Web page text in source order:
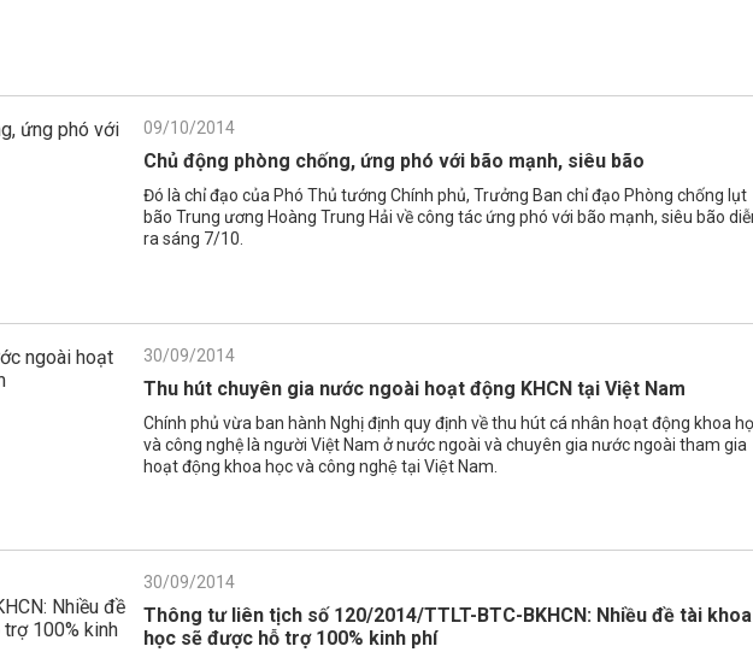
09/10/2014
Chủ động phòng chống, ứng phó với bão mạnh, siêu bão
Đó là chỉ đạo của Phó Thủ tướng Chính phủ, Trưởng Ban chỉ đạo Phòng chống lụt
bão Trung ương Hoàng Trung Hải về công tác ứng phó với bão mạnh, siêu bão
ra sáng 7/10.
30/09/2014
Thu hút chuyên gia nước ngoài hoạt động KHCN tại Việt Nam
Chính phủ vừa ban hành Nghị định quy định về thu hút cá nhân hoạt động khoa
và công nghệ là người Việt Nam ở nước ngoài và chuyên gia nước ngoài tham gia
hoạt động khoa học và công nghệ tại Việt Nam.
30/09/2014
Thông tư liên tịch số 120/2014/TTLT-BTC-BKHCN: Nhiều đề tài khoa
học sẽ được hỗ trợ 100% kinh phí